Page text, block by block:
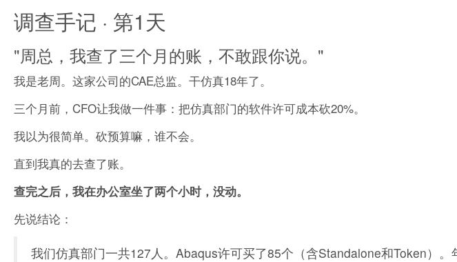
调查手记 · 第1天
"周总，我查了三个月的账，不敢跟你说。"
我是老周。这家公司的CAE总监。干仿真18年了。
三个月前，CFO让我做一件事：把仿真部门的软件许可成本砍20%。
我以为很简单。砍预算嘛，谁不会。
直到我真的去查了账。
查完之后，我在办公室坐了两个小时，没动。
先说结论：
我们仿真部门一共127人。Abaqus许可买了85个（含Standalone和Token）